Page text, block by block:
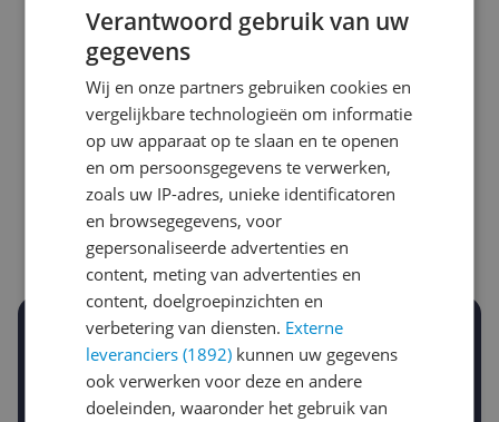
Laagste prijs ooit
€ 326,99
Hoogste prijs ooit
Goedkoopste nu
€ 368,00
Laatste prijsupdate
06-08-2026
Stel een alert in en mis geen prijsdaling
Krijg een seintje zodra de prijs zakt
Jouw e-mailadres
Verantwoord gebruik van uw
gegevens
Wij en onze partners gebruiken cookies en
vergelijkbare technologieën om informatie
op uw apparaat op te slaan en te openen
en om persoonsgegevens te verwerken,
zoals uw IP-adres, unieke identificatoren
en browsegegevens, voor
gepersonaliseerde advertenties en
content, meting van advertenties en
content, doelgroepinzichten en
verbetering van diensten. Externe
leveranciers (1892) kunnen uw gegevens
ook verwerken voor deze en andere
doeleinden, waaronder het gebruik van